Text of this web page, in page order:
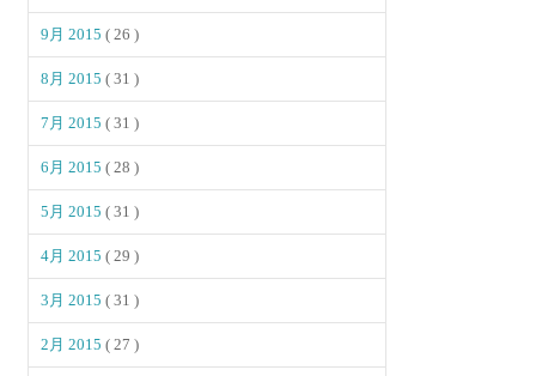
9月 2015( 26 )
8月 2015( 31 )
7月 2015( 31 )
6月 2015( 28 )
5月 2015( 31 )
4月 2015( 29 )
3月 2015( 31 )
2月 2015( 27 )